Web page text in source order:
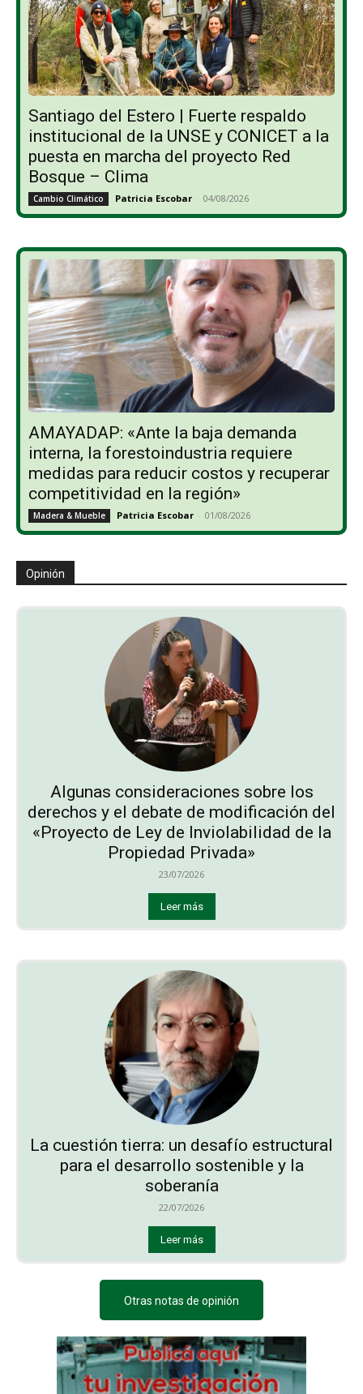
Santiago del Estero | Fuerte respaldo
institucional de la UNSE y CONICET a la
puesta en marcha del proyecto Red
Bosque – Clima
Cambio Climático Patricia Escobar - 04/08/2026
AMAYADAP: «Ante la baja demanda
interna, la forestoindustria requiere
medidas para reducir costos y recuperar
competitividad en la región»
Madera & Mueble Patricia Escobar - 01/08/2026
Opinión
Algunas consideraciones sobre los
derechos y el debate de modificación del
«Proyecto de Ley de Inviolabilidad de la
Propiedad Privada»
23/07/2026
Leer más
La cuestión tierra: un desafío estructural
para el desarrollo sostenible y la
soberanía
22/07/2026
Leer más
Otras notas de opinión